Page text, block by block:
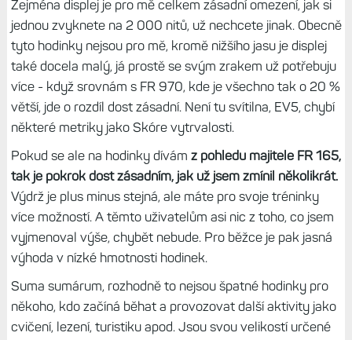
Podpora cyklistických snímačů výkonu
Forerunnery 70 mají ale vyšší výdrž, v pohotovosti místo
11 dnů zvládnou 13 dnů.Důvodem by mohl být vyšší
výbava FR 170 - mají navíc gyroskop a barometr, které
mohou něco málo žrát, protože oba senzory běží i v
považuji za největší nevýhodu, bez nej pro mě hodinky
postrádají smysl.
Nepřekvapí, ale ani nezklamou
K těmto hodinkám mám poněkud ambivalentní postoj.
Když je srovnám s FR 165, tak je jasné, že mají o parník
více funkcí. Zejména těch tréninkových, to je bez debat.
Ale oproti konkurenci, která stojí těch osm devět tisíc, jsou
tyto hodinky vybavené o dost hůře.V této kategorii je